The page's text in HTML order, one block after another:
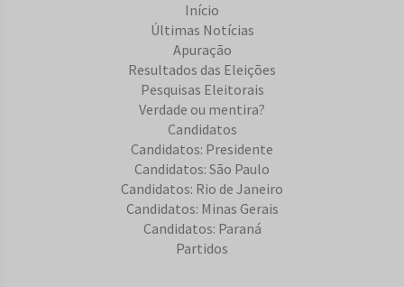
Início
Últimas Notícias
Apuração
Resultados das Eleições
Pesquisas Eleitorais
Verdade ou mentira?
Candidatos
Candidatos: Presidente
Candidatos: São Paulo
Candidatos: Rio de Janeiro
Candidatos: Minas Gerais
Candidatos: Paraná
Partidos